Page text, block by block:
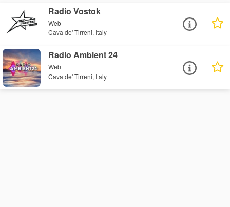
Radio Vostok
Web
Cava de' Tirreni, Italy
Radio Ambient 24
Web
Cava de' Tirreni, Italy